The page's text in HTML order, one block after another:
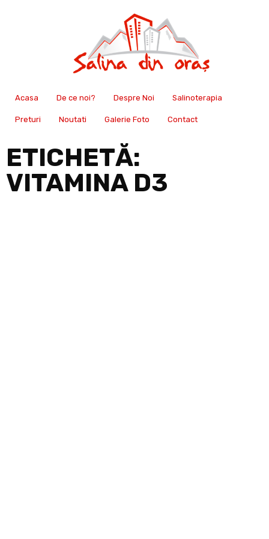
Acasa De ce noi? Despre Noi Salinoterapia
Preturi Noutati Galerie Foto Contact
ETICHETĂ:
VITAMINA D3